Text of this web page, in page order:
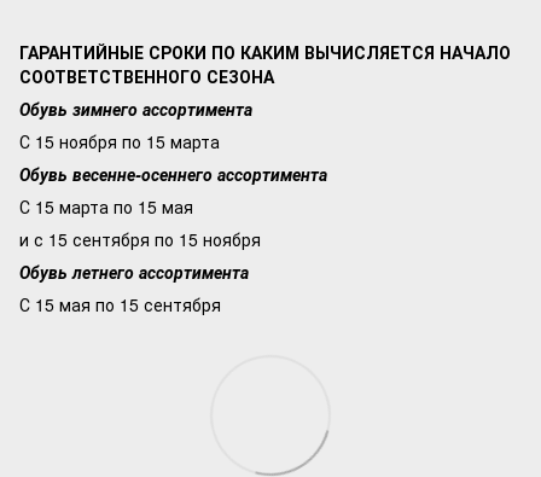
ГАРАНТИЙНЫЕ СРОКИ ПО КАКИМ ВЫЧИСЛЯЕТСЯ НАЧАЛО
СООТВЕТСТВЕННОГО СЕЗОНА
Обувь зимнего ассортимента
С 15 ноября по 15 марта
Обувь весенне-осеннего ассортимента
С 15 марта по 15 мая
и с 15 сентября по 15 ноября
Обувь летнего ассортимента
С 15 мая по 15 сентября